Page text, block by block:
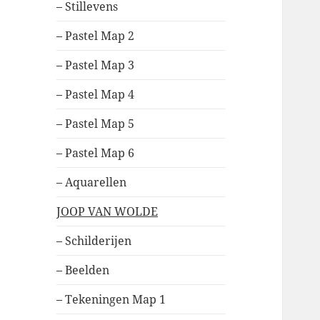
– Stillevens
– Pastel Map 2
– Pastel Map 3
– Pastel Map 4
– Pastel Map 5
– Pastel Map 6
– Aquarellen
JOOP VAN WOLDE
– Schilderijen
– Beelden
– Tekeningen Map 1